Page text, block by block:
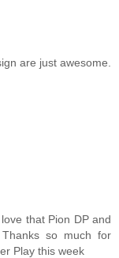
are just awesome.
that Pion DP and
so much for
Play this week